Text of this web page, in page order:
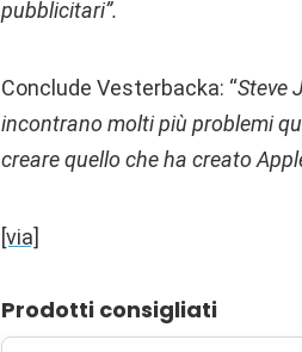
pubblicitari”.
Conclude Vesterbacka: “Steve
incontrano molti più problemi
creare quello che ha creato
[via]
Prodotti consigliati